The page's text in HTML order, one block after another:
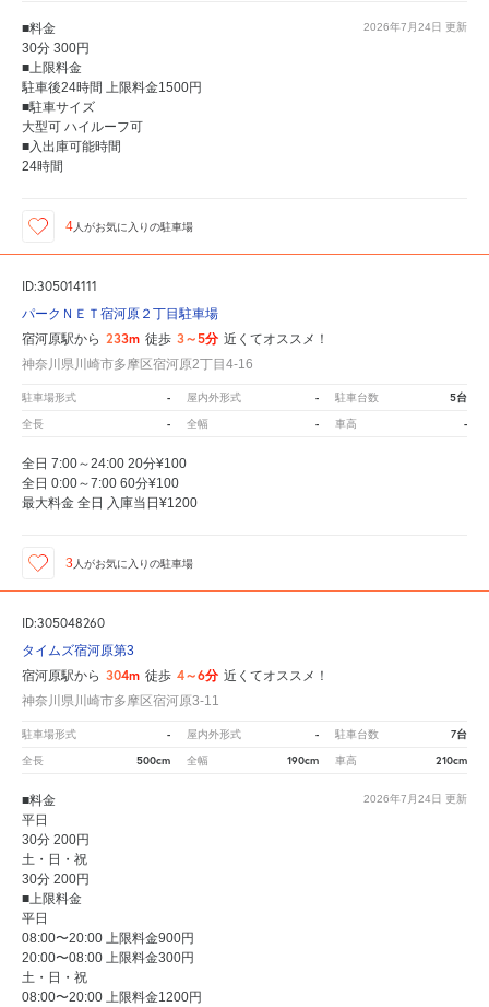
2026年7月24日 更新
■料金
30分 300円
■上限料金
駐車後24時間 上限料金1500円
■駐車サイズ
大型可 ハイルーフ可
■入出庫可能時間
24時間
4 人がお気に入りの駐車場
ID:305014111
パークＮＥＴ宿河原２丁目駐車場
宿河原駅から 233m 徒歩 3～5分 近くてオススメ！
神奈川県川崎市多摩区宿河原2丁目4-16
駐車場形式 - 屋内外形式 - 駐車台数 5台
全長 - 全幅 - 車高 -
全日 7:00～24:00 20分¥100
全日 0:00～7:00 60分¥100
最大料金 全日 入庫当日¥1200
3 人がお気に入りの駐車場
ID:305048260
タイムズ宿河原第3
宿河原駅から 304m 徒歩 4～6分 近くてオススメ！
神奈川県川崎市多摩区宿河原3-11
駐車場形式 - 屋内外形式 - 駐車台数 7台
全長 500cm 全幅 190cm 車高 210cm
2026年7月24日 更新
■料金
平日
30分 200円
土・日・祝
30分 200円
■上限料金
平日
08:00〜20:00 上限料金900円
20:00〜08:00 上限料金300円
土・日・祝
08:00〜20:00 上限料金1200円